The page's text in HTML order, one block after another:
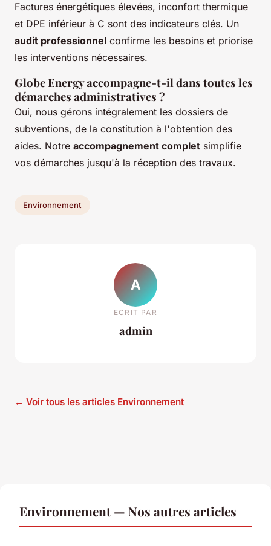
Factures énergétiques élevées, inconfort thermique
et DPE inférieur à C sont des indicateurs clés. Un
audit professionnel confirme les besoins et priorise
les interventions nécessaires.
Globe Energy accompagne-t-il dans toutes les
démarches administratives ?
Oui, nous gérons intégralement les dossiers de
subventions, de la constitution à l'obtention des
aides. Notre accompagnement complet simplifie
vos démarches jusqu'à la réception des travaux.
Environnement
A
ECRIT PAR
admin
← Voir tous les articles Environnement
Environnement — Nos autres articles